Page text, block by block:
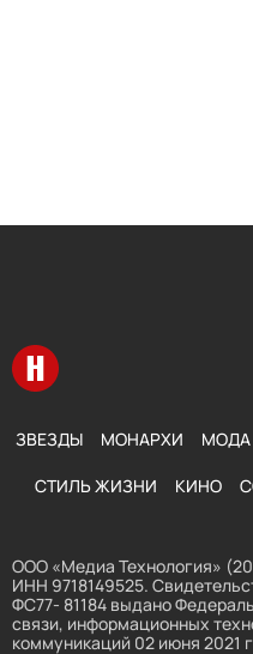
Перейти на главную
ЗВЕЗДЫ МОНАРХИ МОДА
СТИЛЬ ЖИЗНИ КИНО
ООО «Медиа Технология»
ИНН 9718149525.
ФС77- 81184 выдано
связи, информационных
коммуникаций 02 июня 2021